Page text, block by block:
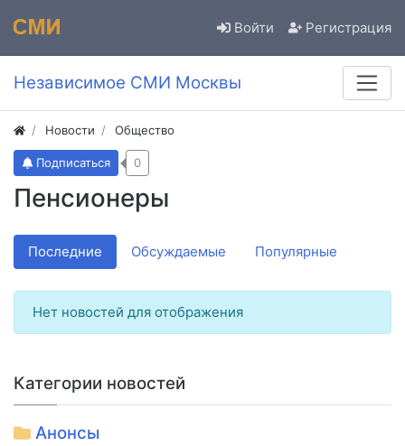
Войти Регистрация
Независимое СМИ Москвы
Новости Общество
Пенсионеры
Подписаться 0
Последние Обсуждаемые Популярные
Нет новостей для отображения
Категории новостей
Анонсы